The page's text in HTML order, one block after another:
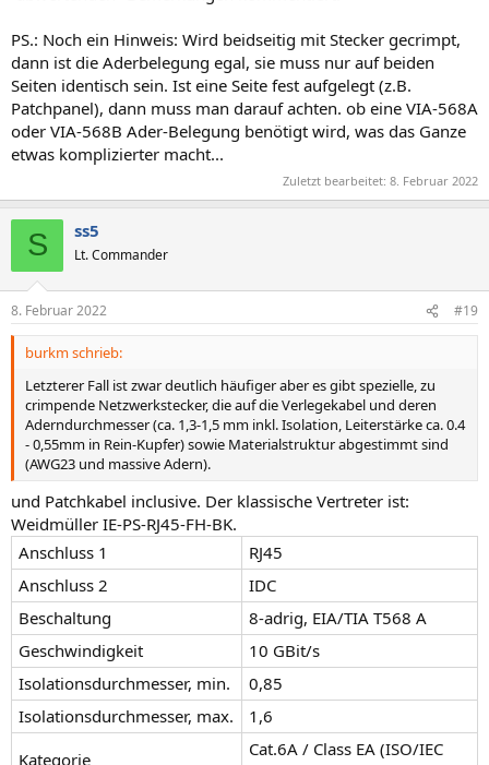
PS.: Noch ein Hinweis: Wird beidseitig mit Stecker gecrimpt,
dann ist die Aderbelegung egal, sie muss nur auf beiden
Seiten identisch sein. Ist eine Seite fest aufgelegt (z.B.
Patchpanel), dann muss man darauf achten. ob eine VIA-568A
oder VIA-568B Ader-Belegung benötigt wird, was das Ganze
etwas komplizierter macht...
Zuletzt bearbeitet: 8. Februar 2022
S ss5
Lt. Commander
8. Februar 2022 #19
burkm schrieb:
Letzterer Fall ist zwar deutlich häufiger aber es gibt spezielle, zu
crimpende Netzwerkstecker, die auf die Verlegekabel und deren
Aderndurchmesser (ca. 1,3-1,5 mm inkl. Isolation, Leiterstärke ca. 0.4
- 0,55mm in Rein-Kupfer) sowie Materialstruktur abgestimmt sind
(AWG23 und massive Adern).
und Patchkabel inclusive. Der klassische Vertreter ist:
Weidmüller IE-PS-RJ45-FH-BK.
Anschluss 1
RJ45
Anschluss 2
IDC
Beschaltung
8-adrig, EIA/TIA T568 A
Geschwindigkeit
10 GBit/s
Isolationsdurchmesser, min.
0,85
Isolationsdurchmesser, max.
1,6
Kategorie
Cat.6A / Class EA (ISO/IEC